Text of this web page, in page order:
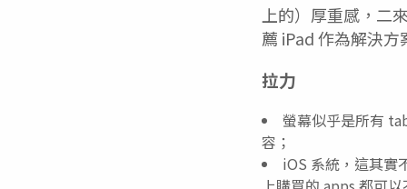
上的）厚重感，
薦 iPad 作為解決方
拉力
螢幕似乎是所有
容；
iOS 系統，這其實